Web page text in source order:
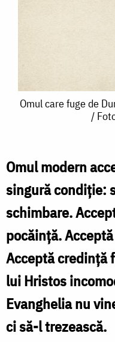
Omul
de
Dumnezeu
și
nu
găsește
pacea
/
Foto:
Omul care fuge de
/
Omul modern
singură condiție:
schimbare.
pocăință.
Acceptă credință
lui Hristos
Evanghelia nu
ci să-l trezească.